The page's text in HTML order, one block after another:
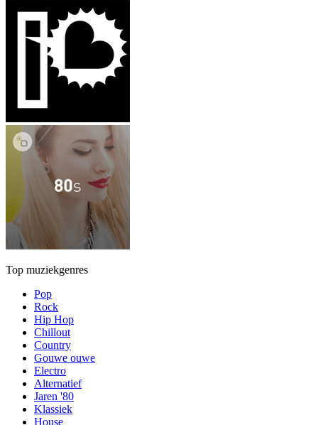
Top muziekgenres
Pop
Rock
Hip Hop
Chillout
Country
Gouwe ouwe
Electro
Alternatief
Jaren '80
Klassiek
House